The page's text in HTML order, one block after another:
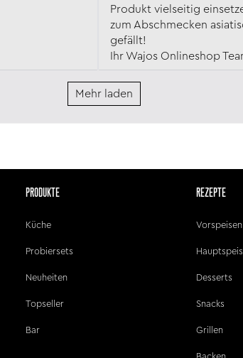
Produkt vielseitig
zum Abschmecken
gefällt!
Ihr Wajos Onlineshop
Mehr laden
PRODUKTE
Küche
Probiersets
Neuheiten
Topseller
Bar
REZEPTE
Vorspeisen
Desserts
Snacks
Grillen
Backen